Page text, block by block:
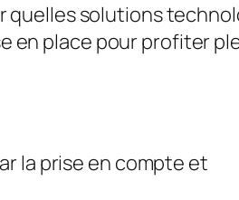
quelles solutions
en place pour profiter
la prise en compte et